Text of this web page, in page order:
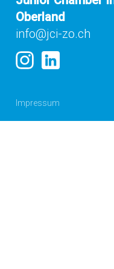
Oberland
info@jci-zo.ch
Impressum